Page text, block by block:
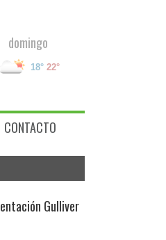
domingo
18° 22°
CONTACTO
Gulliver